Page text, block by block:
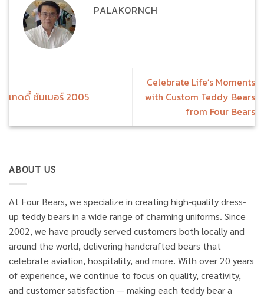
PALAKORNCH
เทดดี้ ซัมเมอร์ 2005
Celebrate Life’s Moments
with Custom Teddy Bears
from Four Bears
ABOUT US
At Four Bears, we specialize in creating high-quality dress-
up teddy bears in a wide range of charming uniforms. Since
2002, we have proudly served customers both locally and
around the world, delivering handcrafted bears that
celebrate aviation, hospitality, and more. With over 20 years
of experience, we continue to focus on quality, creativity,
and customer satisfaction — making each teddy bear a